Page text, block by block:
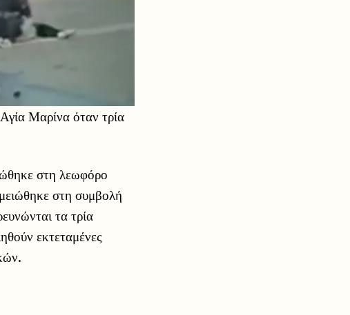
Μαρίνα όταν τρία
στη λεωφόρο
στη συμβολή
τα τρία
εκτεταμένες